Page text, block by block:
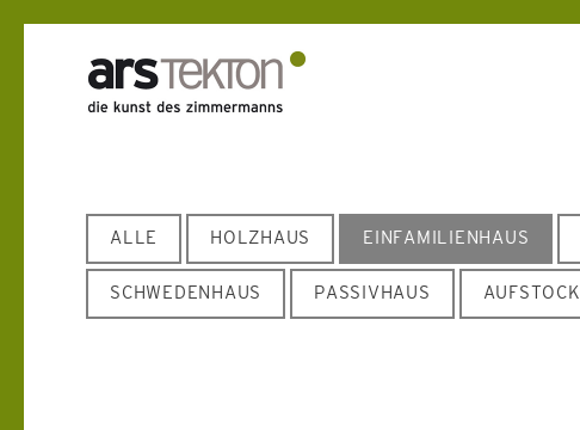
ALLE HOLZHAUS EINFAMILIENHAUS
SCHWEDENHAUS PASSIVHAUS